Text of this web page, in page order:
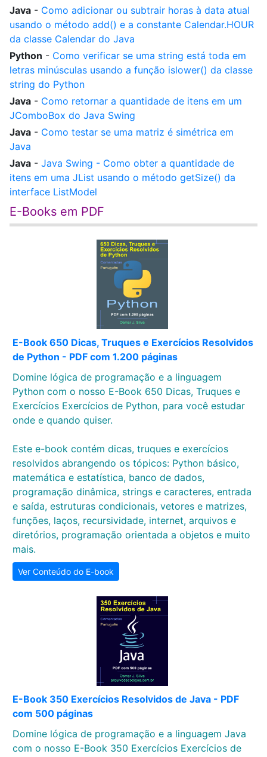
Java - Como adicionar ou subtrair horas à data atual
usando o método add() e a constante Calendar.HOUR
da classe Calendar do Java
Python - Como verificar se uma string está toda em
letras minúsculas usando a função islower() da classe
string do Python
Java - Como retornar a quantidade de itens em um
JComboBox do Java Swing
Java - Como testar se uma matriz é simétrica em
Java
Java - Java Swing - Como obter a quantidade de
itens em uma JList usando o método getSize() da
interface ListModel
E-Books em PDF
E-Book 650 Dicas, Truques e Exercícios Resolvidos
de Python - PDF com 1.200 páginas
Domine lógica de programação e a linguagem
Python com o nosso E-Book 650 Dicas, Truques e
Exercícios Exercícios de Python, para você estudar
onde e quando quiser.
Este e-book contém dicas, truques e exercícios
resolvidos abrangendo os tópicos: Python básico,
matemática e estatística, banco de dados,
programação dinâmica, strings e caracteres, entrada
e saída, estruturas condicionais, vetores e matrizes,
funções, laços, recursividade, internet, arquivos e
diretórios, programação orientada a objetos e muito
mais.
Ver Conteúdo do E-book
E-Book 350 Exercícios Resolvidos de Java - PDF
com 500 páginas
Domine lógica de programação e a linguagem Java
com o nosso E-Book 350 Exercícios Exercícios de